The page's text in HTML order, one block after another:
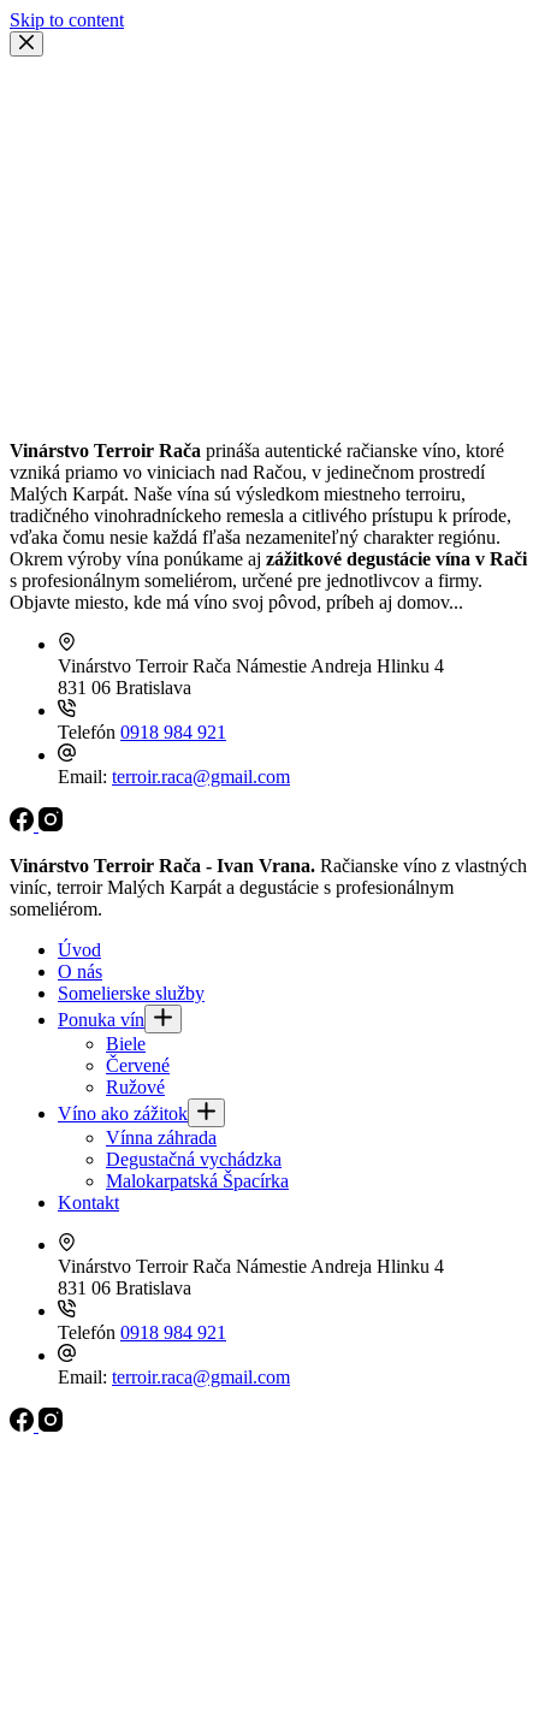
Skip to content
Vinárstvo Terroir Rača prináša autentické račianske víno, ktoré
vzniká priamo vo viniciach nad Račou, v jedinečnom prostredí
Malých Karpát. Naše vína sú výsledkom miestneho terroiru,
tradičného vinohradníckeho remesla a citlivého prístupu k prírode,
vďaka čomu nesie každá fľaša nezameniteľný charakter regiónu.
Okrem výroby vína ponúkame aj zážitkové degustácie vína v Rači
s profesionálnym someliérom, určené pre jednotlivcov a firmy.
Objavte miesto, kde má víno svoj pôvod, príbeh aj domov...
Vinárstvo Terroir Rača Námestie Andreja Hlinku 4
831 06 Bratislava
Telefón 0918 984 921
Email: terroir.raca@gmail.com
Vinárstvo Terroir Rača - Ivan Vrana. Račianske víno z vlastných
viníc, terroir Malých Karpát a degustácie s profesionálnym
someliérom.
Úvod
O nás
Somelierske služby
Ponuka vín
Biele
Červené
Ružové
Víno ako zážitok
Vínna záhrada
Degustačná vychádzka
Malokarpatská Špacírka
Kontakt
Vinárstvo Terroir Rača Námestie Andreja Hlinku 4
831 06 Bratislava
Telefón 0918 984 921
Email: terroir.raca@gmail.com